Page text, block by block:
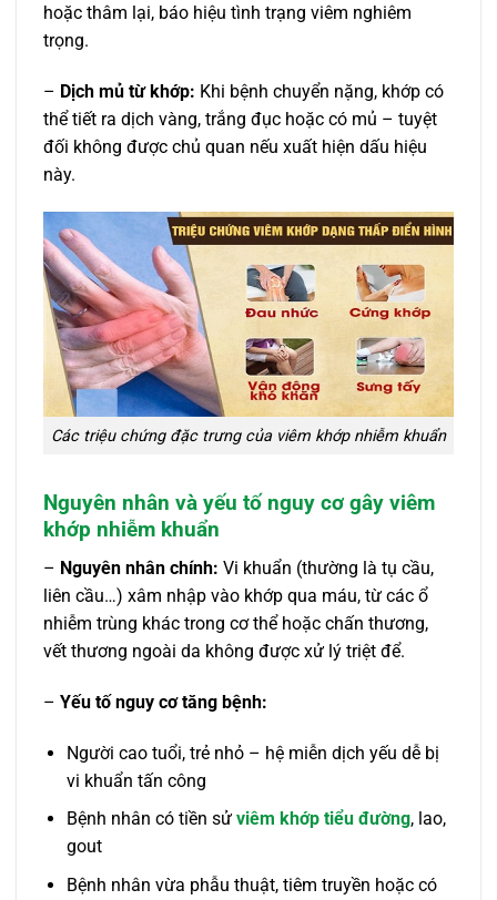
hoặc thâm lại, báo hiệu tình trạng viêm nghiêm
trọng.
– Dịch mủ từ khớp: Khi bệnh chuyển nặng, khớp có
thể tiết ra dịch vàng, trắng đục hoặc có mủ – tuyệt
đối không được chủ quan nếu xuất hiện dấu hiệu
này.
Các triệu chứng đặc trưng của viêm khớp nhiễm khuẩn
Nguyên nhân và yếu tố nguy cơ gây viêm
khớp nhiễm khuẩn
– Nguyên nhân chính: Vi khuẩn (thường là tụ cầu,
liên cầu…) xâm nhập vào khớp qua máu, từ các ổ
nhiễm trùng khác trong cơ thể hoặc chấn thương,
vết thương ngoài da không được xử lý triệt để.
– Yếu tố nguy cơ tăng bệnh:
Người cao tuổi, trẻ nhỏ – hệ miễn dịch yếu dễ bị
vi khuẩn tấn công
Bệnh nhân có tiền sử viêm khớp tiểu đường, lao,
gout
Bệnh nhân vừa phẫu thuật, tiêm truyền hoặc có